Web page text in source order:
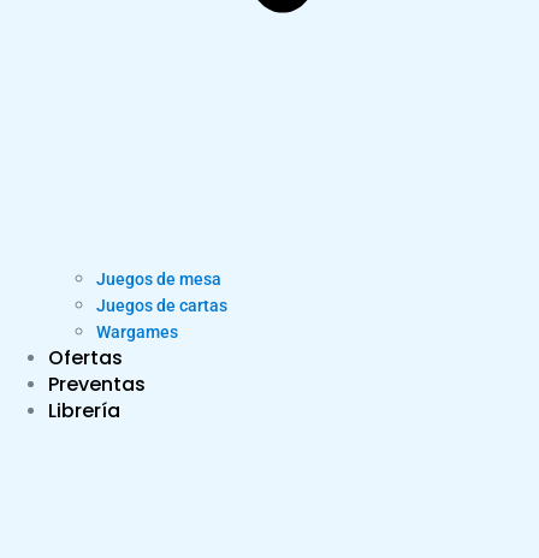
Juegos de mesa
Juegos de cartas
Wargames
Ofertas
Preventas
Librería